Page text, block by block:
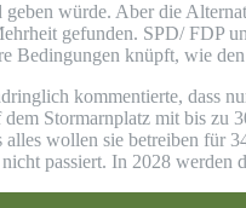
würde. Aber die
gefunden. SPD/ FDP
Bedingungen knüpft, wie
kommentierte, dass
Stormarnplatz mit bis
wollen sie betreiben
nicht passiert. In 2028